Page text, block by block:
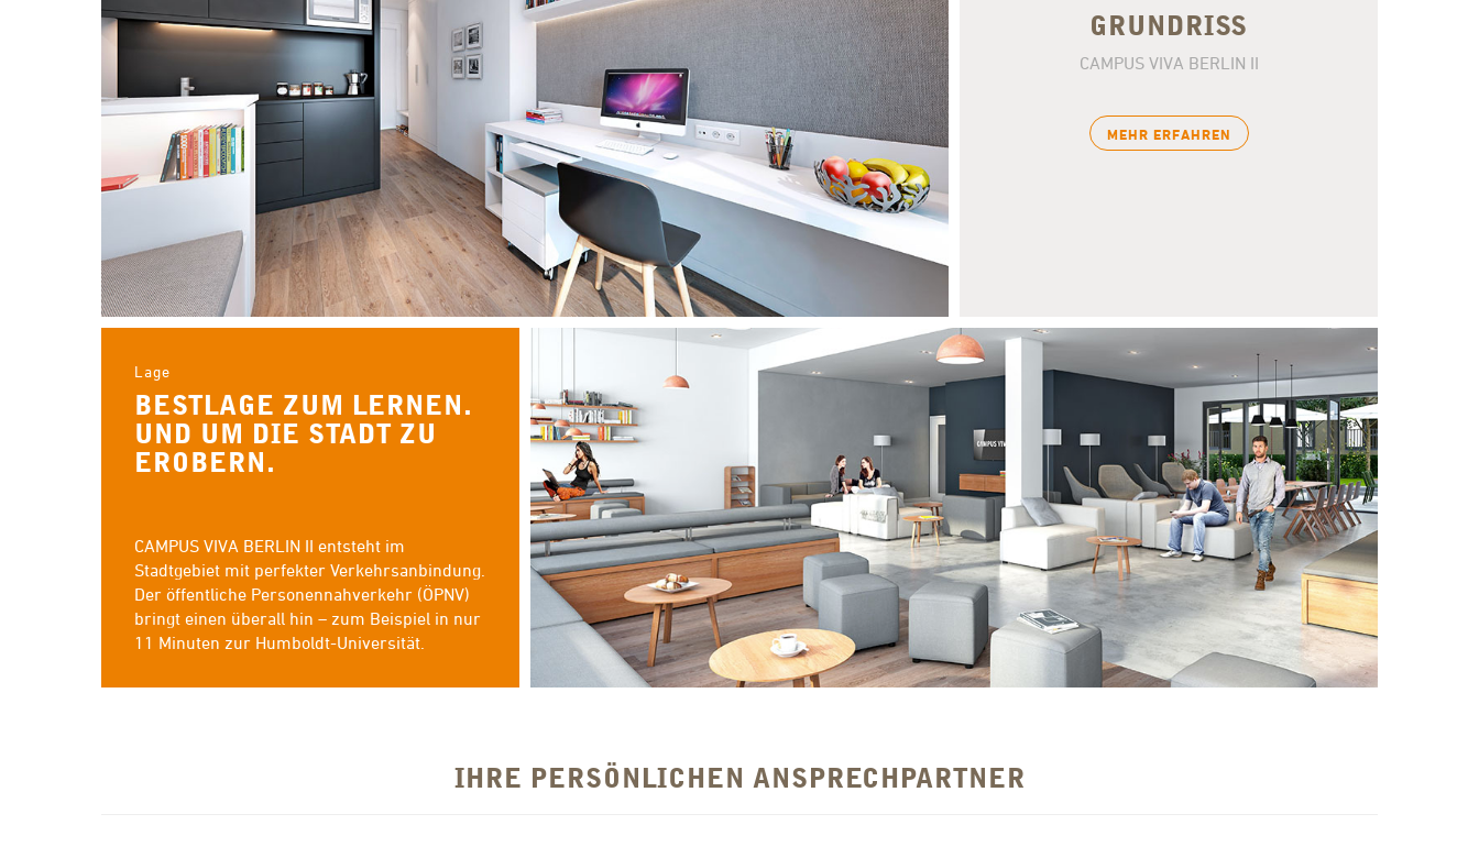
GRUNDRISS
CAMPUS VIVA BERLIN II
MEHR ERFAHREN
Lage
BESTLAGE ZUM LERNEN.
UND UM DIE STADT ZU
EROBERN.
CAMPUS VIVA BERLIN II entsteht im
Stadtgebiet mit perfekter Verkehrsanbindung.
Der öffentliche Personennahverkehr (ÖPNV)
bringt einen überall hin – zum Beispiel in nur
11 Minuten zur Humboldt-Universität.
​IHRE PERSÖNLICHEN ANSPRECHPARTNER